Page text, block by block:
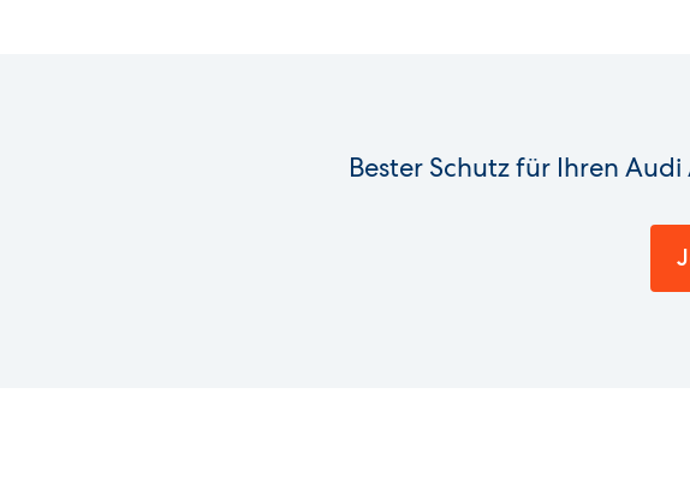
Bester Schutz für Ihren